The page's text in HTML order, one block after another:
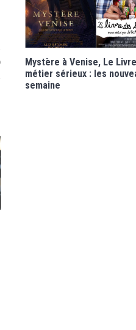
Mystère à Venise, Le
métier sérieux : les
semaine